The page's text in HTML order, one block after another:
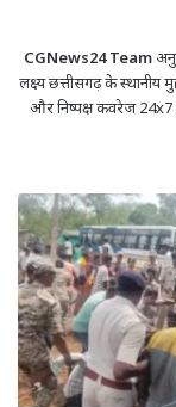
CGNews24 Team
लक्ष्य छत्तीसगढ़ के
और निष्पक्ष कवरेज
RI
की
पिटाई,
तहसीलदार
से
धक्कामुक्की;
जमीन
विवाद